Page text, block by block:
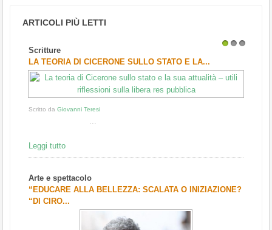
ARTICOLI PIÙ LETTI
Scritture
LA TEORIA DI CICERONE SULLO STATO E LA...
Scritto da Giovanni Teresi
...
Leggi tutto
Arte e spettacolo
“EDUCARE ALLA BELLEZZA: SCALATA O INIZIAZIONE?
“DI CIRO...